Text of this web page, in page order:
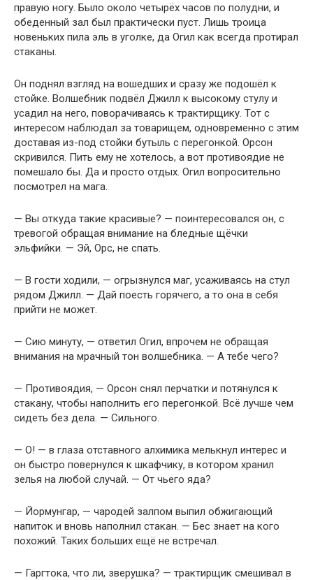
правую ногу. Было около четырёх часов по полудни, и
обеденный зал был практически пуст. Лишь троица
новеньких пила эль в уголке, да Огил как всегда протирал
стаканы.
Он поднял взгляд на вошедших и сразу же подошёл к
стойке. Волшебник подвёл Джилл к высокому стулу и
усадил на него, поворачиваясь к трактирщику. Тот с
интересом наблюдал за товарищем, одновременно с этим
доставая из-под стойки бутыль с перегонкой. Орсон
скривился. Пить ему не хотелось, а вот противоядие не
помешало бы. Да и просто отдых. Огил вопросительно
посмотрел на мага.
— Вы откуда такие красивые? — поинтересовался он, с
тревогой обращая внимание на бледные щёчки
эльфийки. — Эй, Орс, не спать.
— В гости ходили, — огрызнулся маг, усаживаясь на стул
рядом Джилл. — Дай поесть горячего, а то она в себя
прийти не может.
— Сию минуту, — ответил Огил, впрочем не обращая
внимания на мрачный тон волшебника. — А тебе чего?
— Противоядия, — Орсон снял перчатки и потянулся к
стакану, чтобы наполнить его перегонкой. Всё лучше чем
сидеть без дела. — Сильного.
— О! — в глаза отставного алхимика мелькнул интерес и
он быстро повернулся к шкафчику, в котором хранил
зелья на любой случай. — От чьего яда?
— Йормунгар, — чародей залпом выпил обжигающий
напиток и вновь наполнил стакан. — Бес знает на кого
похожий. Таких больших ещё не встречал.
— Гаргтока, что ли, зверушка? — трактирщик смешивал в